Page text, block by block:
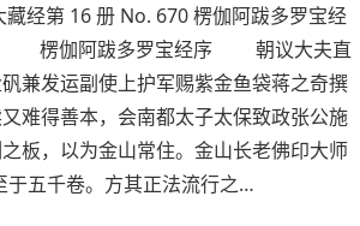
经第 16 册 No. 670 楞伽阿跋多罗宝经
楞伽阿跋多罗宝经序 朝议大夫直
兼发运副使上护军赐紫金鱼袋蒋之奇撰
得善本，会南都太子太保致政张公施
板，以为金山常住。金山长老佛印大师
于五千卷。方其正法流行之…